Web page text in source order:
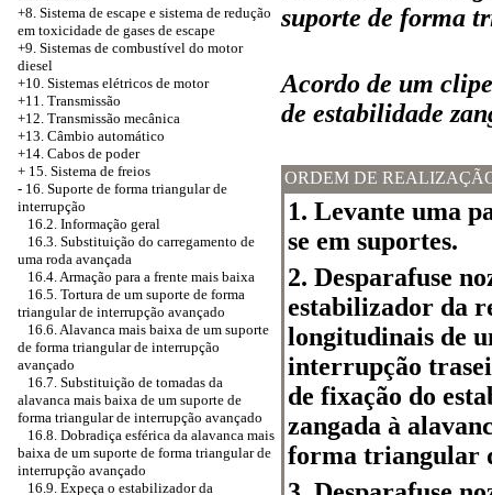
+8. Sistema de escape e sistema de redução
em toxicidade de gases de escape
+9. Sistemas de combustível do motor
diesel
+10. Sistemas elétricos de motor
+11. Transmissão
+12. Transmissão mecânica
+13. Câmbio automático
+14. Cabos de poder
+ 15. Sistema de freios
- 16. Suporte de forma triangular de
interrupção
16.2. Informação geral
16.3. Substituição do carregamento de
uma roda avançada
16.4. Armação para a frente mais baixa
16.5. Tortura de um suporte de forma
triangular de interrupção avançado
16.6. Alavanca mais baixa de um suporte
de forma triangular de interrupção
avançado
16.7. Substituição de tomadas da
alavanca mais baixa de um suporte de
forma triangular de interrupção avançado
16.8. Dobradiça esférica da alavanca mais
baixa de um suporte de forma triangular de
interrupção avançado
16.9. Expeça o estabilizador da
suporte de forma
Acordo de um
de estabilidade
ORDEM DE
1. Levante uma
se em suportes.
2. Desparafuse
estabilizador da
longitudinais de
interrupção
de fixação do
zangada à
forma triangular